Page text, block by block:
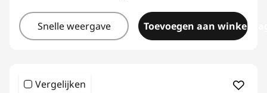
Snelle weergave Toevoegen aan
Vergelijken